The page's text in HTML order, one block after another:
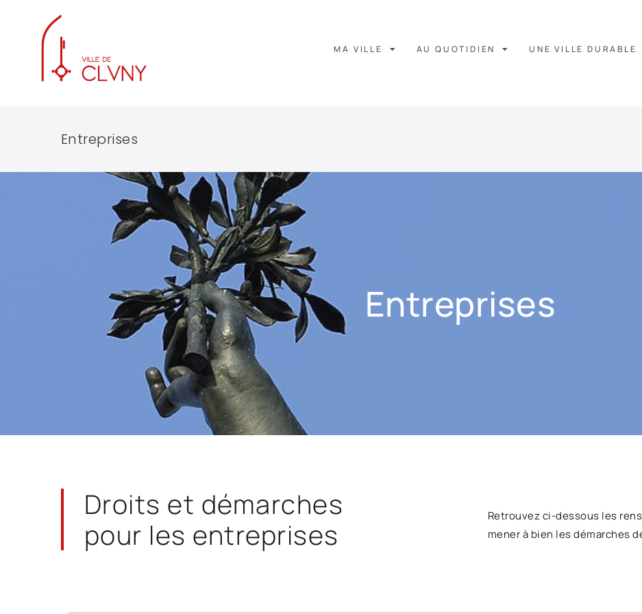
MA VILLE AU QUOTIDIEN UNE VILLE DURABLE
Entreprises
Entreprises
Droits et démarches
pour les entreprises
Retrouvez ci-dessous les
mener à bien les démarches